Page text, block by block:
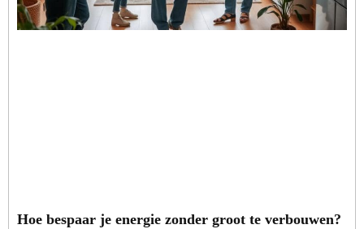
Hoe bespaar je energie zonder groot te verbouwen?